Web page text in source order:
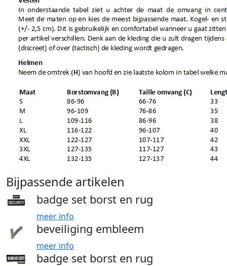
Bijpassende artikelen
badge set borst en rug
meer info
beveiliging embleem
meer info
badge set borst en rug